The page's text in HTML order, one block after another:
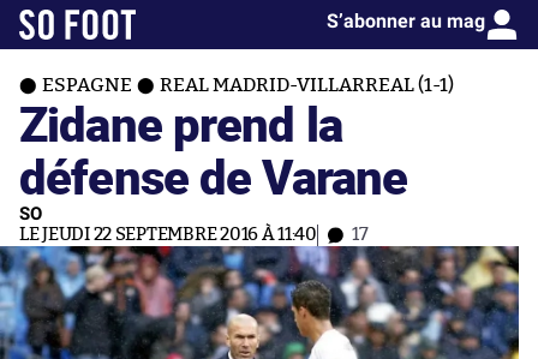
S’abonner au mag
ESPAGNE REAL MADRID-VILLARREAL (1-1)
Zidane prend la
défense de Varane
SO
LE JEUDI 22 SEPTEMBRE 2016 À 11:40 17